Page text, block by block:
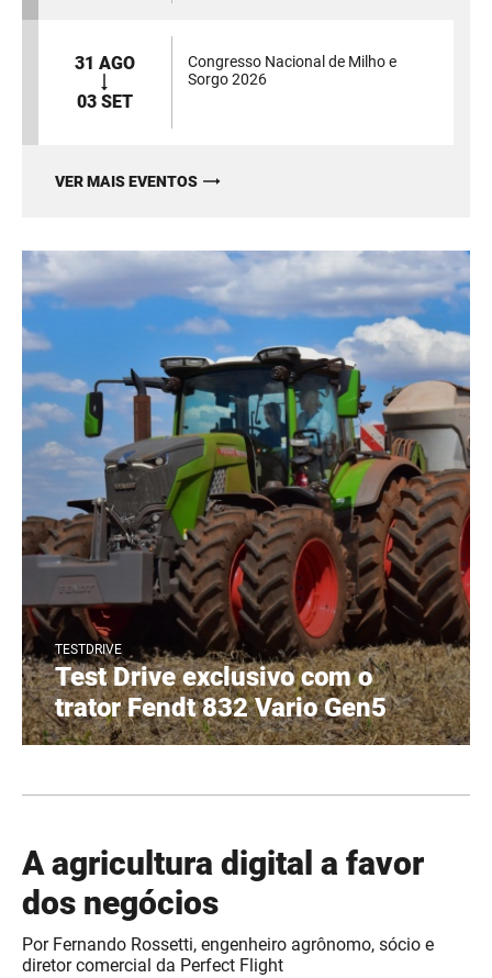
31 AGO
03 SET
Congresso Nacional de Milho e
Sorgo 2026
VER MAIS EVENTOS
TESTDRIVE
Test Drive exclusivo com o
trator Fendt 832 Vario Gen5
A agricultura digital a favor
dos negócios
Por Fernando Rossetti, engenheiro agrônomo, sócio e
diretor comercial da Perfect Flight